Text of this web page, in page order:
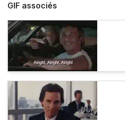
GIF associés